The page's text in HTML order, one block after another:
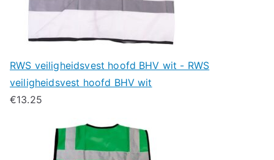
RWS veiligheidsvest hoofd BHV wit - RWS
veiligheidsvest hoofd BHV wit
€13.25